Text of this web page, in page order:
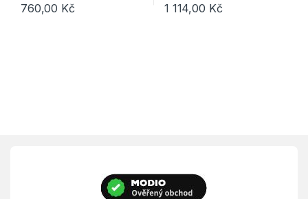
760,00 Kč
Tento produkt má více variant. Možnosti lze vybrat na stránce
1 114,00 Kč
Tento produkt má více